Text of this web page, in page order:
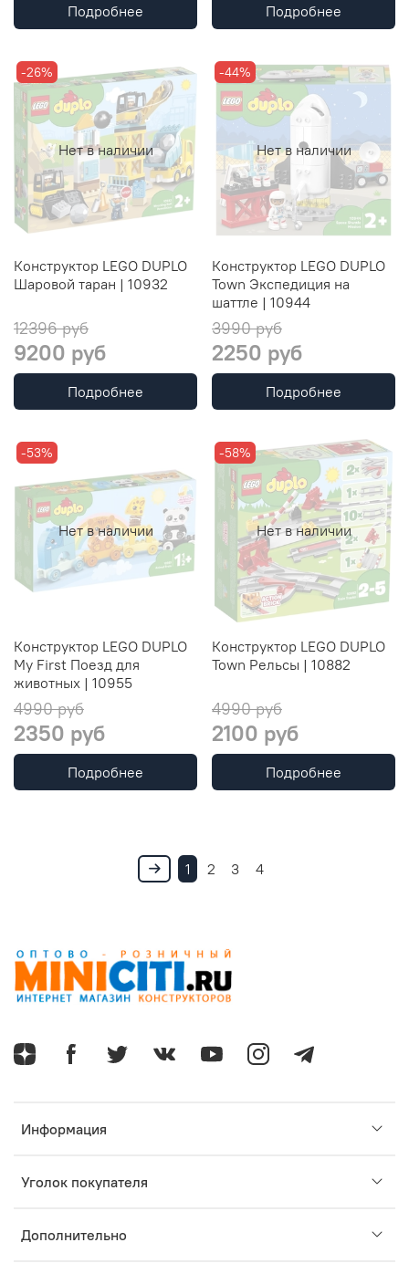
Подробнее Подробнее
Нет в наличии
-26%
Конструктор LEGO DUPLO
Шаровой таран | 10932
12396 руб
9200 руб
Подробнее
Нет в наличии
-44%
Конструктор LEGO DUPLO
Town Экспедиция на
шаттле | 10944
3990 руб
2250 руб
Подробнее
Нет в наличии
-53%
Конструктор LEGO DUPLO
My First Поезд для
животных | 10955
4990 руб
2350 руб
Подробнее
Нет в наличии
-58%
Конструктор LEGO DUPLO
Town Рельсы | 10882
4990 руб
2100 руб
Подробнее
1 2 3 4
Информация
Уголок покупателя
Дополнительно